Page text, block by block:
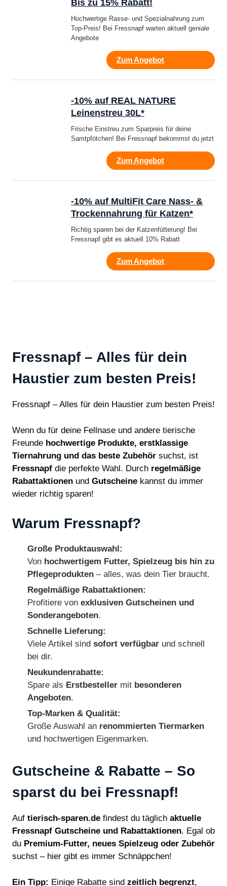
Bis zu 15% Rabatt!
Hochwertige Rasse- und Spezialnahrung zum
Top-Preis! Bei Fressnapf warten aktuell geniale
Angebote
Zum Angebot
-10% auf REAL NATURE
Leinenstreu 30L*
Frische Einstreu zum Sparpreis für deine
Samtpfötchen! Bei Fressnapf bekommst du jetzt
Zum Angebot
-10% auf MultiFit Care Nass- &
Trockennahrung für Katzen*
Richtig sparen bei der Katzenfütterung! Bei
Fressnapf gibt es aktuell 10% Rabatt
Zum Angebot
Fressnapf – Alles für dein
Haustier zum besten Preis!
Fressnapf – Alles für dein Haustier zum besten Preis!
Wenn du für deine Fellnase und andere tierische
Freunde hochwertige Produkte, erstklassige
Tiernahrung und das beste Zubehör suchst, ist
Fressnapf die perfekte Wahl. Durch regelmäßige
Rabattaktionen und Gutscheine kannst du immer
wieder richtig sparen!
Warum Fressnapf?
Große Produktauswahl:
Von hochwertigem Futter, Spielzeug bis hin zu
Pflegeprodukten – alles, was dein Tier braucht.
Regelmäßige Rabattaktionen:
Profitiere von exklusiven Gutscheinen und
Sonderangeboten.
Schnelle Lieferung:
Viele Artikel sind sofort verfügbar und schnell
bei dir.
Neukundenrabatte:
Spare als Erstbesteller mit besonderen
Angeboten.
Top-Marken & Qualität:
Große Auswahl an renommierten Tiermarken
und hochwertigen Eigenmarken.
Gutscheine & Rabatte – So
sparst du bei Fressnapf!
Auf tierisch-sparen.de findest du täglich aktuelle
Fressnapf Gutscheine und Rabattaktionen. Egal ob
du Premium-Futter, neues Spielzeug oder Zubehör
suchst – hier gibt es immer Schnäppchen!
Ein Tipp: Einige Rabatte sind zeitlich begrenzt,